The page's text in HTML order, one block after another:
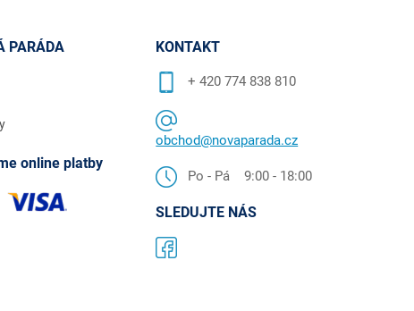
PARÁDA
online platby
KONTAKT
+ 420 774 838 810
obchod@novaparada.cz
Po - Pá 9:00 - 18:00
SLEDUJTE NÁS